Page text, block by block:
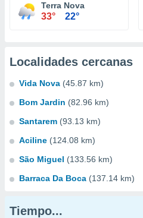
Terra Nova
33° 22°
Localidades cercanas
Vida Nova (45.87 km)
Bom Jardin (82.96 km)
Santarem (93.13 km)
Aciline (124.08 km)
São Miguel (133.56 km)
Barraca Da Boca (137.14 km)
Tiempo...